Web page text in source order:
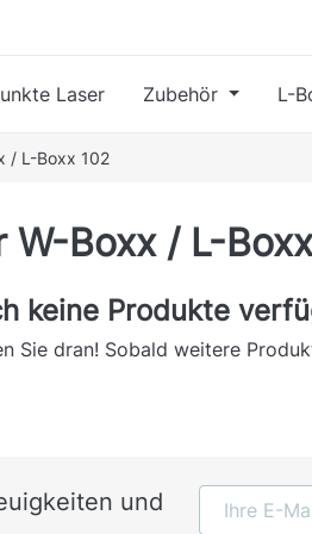
Laser Zubehör L-
/ L-Boxx 102
W-Boxx / L-
keine Produkte
Sie dran! Sobald weitere
und